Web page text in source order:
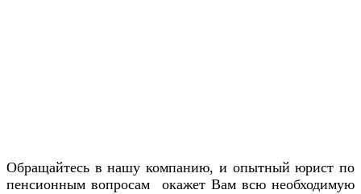
Обращайтесь в нашу компанию, и опытный юрист по
пенсионным вопросам окажет Вам всю необходимую